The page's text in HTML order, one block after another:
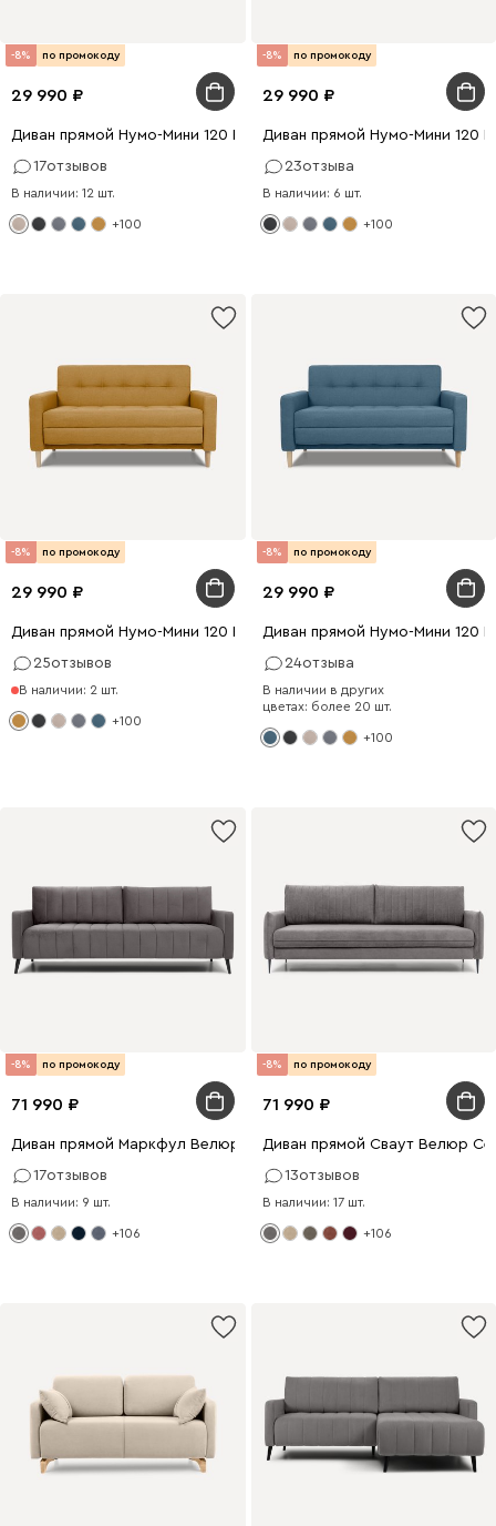
-8% по промокоду
29 990
Диван прямой Нумо-Мини 120 Рогожка Кремовый
17отзывов
В наличии: 12 шт.
+100
-8% по промокоду
29 990
Диван прямой Нумо-Мини 120
23отзыва
В наличии: 6 шт.
+100
-8% по промокоду
29 990
Диван прямой Нумо-Мини 120 Рогожка Желтый
25отзывов
В наличии: 2 шт.
+100
-8% по промокоду
29 990
Диван прямой Нумо-Мини 120
24отзыва
В наличии в других
цветах: более 20 шт.
+100
-8% по промокоду
71 990
Диван прямой Маркфул Велюр Серый
17отзывов
В наличии: 9 шт.
+106
-8% по промокоду
71 990
Диван прямой Сваут Велюр
13отзывов
В наличии: 17 шт.
+106